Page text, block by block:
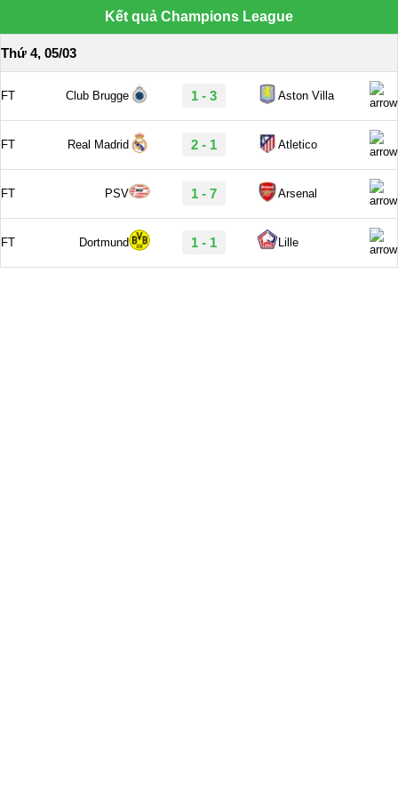
Kết quả Champions League
Thứ 4, 05/03
FT Club Brugge 1 - 3 Aston Villa
FT Real Madrid 2 - 1 Atletico
FT PSV 1 - 7 Arsenal
FT Dortmund 1 - 1 Lille